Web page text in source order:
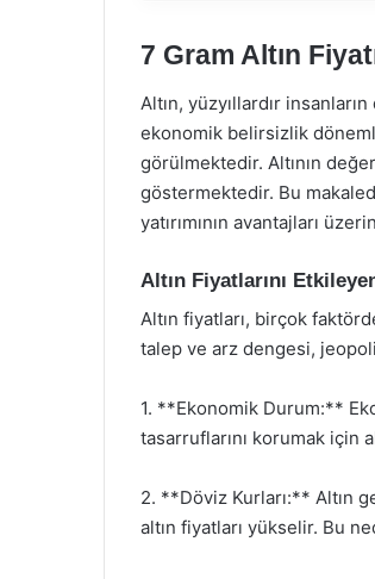
7 Gram Altın
Altın, yüzyıllardır
ekonomik belirsizlik
görülmektedir. Altının
göstermektedir. Bu
yatırımının avantajları
Altın Fiyatlarını
Altın fiyatları, birçok
talep ve arz dengesi,
1. **Ekonomik Durum:**
tasarruflarını korumak için
2. **Döviz Kurları:** Altın
altın fiyatları yükselir. Bu